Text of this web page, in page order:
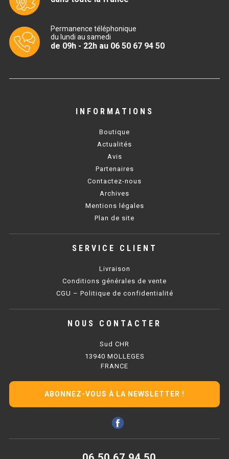
CUISINIÈRE 700 GAZ
CUISINIÈRE 700 ÉLECTRIQUE
CUISINIÈRE 900 ÉLECTRIQUE
BAIN MARIE SÉRIE UOC
BAIN MARIE 600 ÉLECTRIQUE
BAIN MARIE 900 ÉLECTRIQUE
CHAUFFE FRITES
CHAUFFE FRITES 600 ÉLECTRIQUE
CHAUFFE FRITES 700 ÉLECTRIQUE
Permanence téléphonique
du lundi au samedi
de 09h - 22h au 06 50 67 94 50
INFORMATIONS
Boutique
Actualités
Avis
Partenaires
Contactez-nous
Archives
Mentions légales
Plan de site
SERVICE CLIENT
Livraison
Conditions générales de vente
CGU – Politique de confidentialité
NOUS CONTACTER
Sud CHR
13940 MOLLEGES
FRANCE
ABONNEZ-VOUS À LA NEWSLETTER !